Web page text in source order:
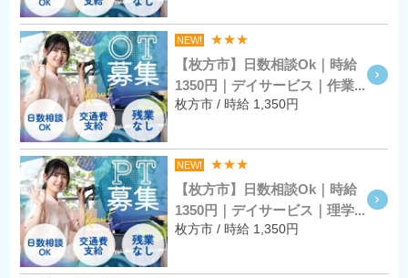
NEW! ★★★
【枚方市】日数相談Ok｜時給
1350円｜デイサービス｜作業...
枚方市 / 時給 1,350円
NEW! ★★★
【枚方市】日数相談Ok｜時給
1350円｜デイサービス｜理学...
枚方市 / 時給 1,350円